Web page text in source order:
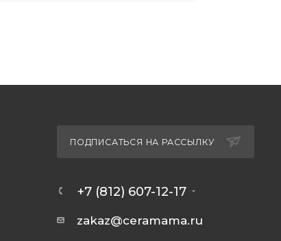
ПОДПИСАТЬСЯ НА РАССЫЛКУ
+7 (812) 607-12-17
zakaz@ceramama.ru